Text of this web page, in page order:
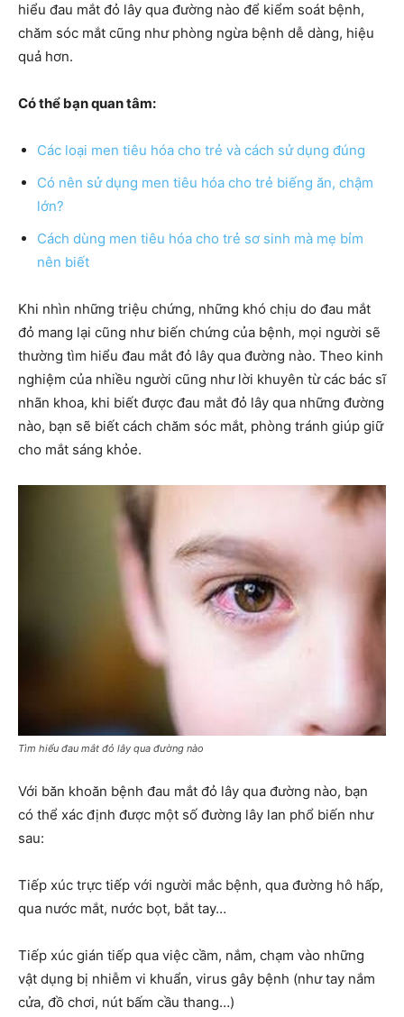
hiểu đau mắt đỏ lây qua đường nào để kiểm soát bệnh,
chăm sóc mắt cũng như phòng ngừa bệnh dễ dàng, hiệu
quả hơn.
Có thể bạn quan tâm:
Các loại men tiêu hóa cho trẻ và cách sử dụng đúng
Có nên sử dụng men tiêu hóa cho trẻ biếng ăn, chậm
lớn?
Cách dùng men tiêu hóa cho trẻ sơ sinh mà mẹ bỉm
nên biết
Khi nhìn những triệu chứng, những khó chịu do đau mắt
đỏ mang lại cũng như biến chứng của bệnh, mọi người sẽ
thường tìm hiểu đau mắt đỏ lây qua đường nào. Theo kinh
nghiệm của nhiều người cũng như lời khuyên từ các bác sĩ
nhãn khoa, khi biết được đau mắt đỏ lây qua những đường
nào, bạn sẽ biết cách chăm sóc mắt, phòng tránh giúp giữ
cho mắt sáng khỏe.
Tìm hiểu đau mắt đỏ lây qua đường nào
Với băn khoăn bệnh đau mắt đỏ lây qua đường nào, bạn
có thể xác định được một số đường lây lan phổ biến như
sau:
Tiếp xúc trực tiếp với người mắc bệnh, qua đường hô hấp,
qua nước mắt, nước bọt, bắt tay…
Tiếp xúc gián tiếp qua việc cầm, nắm, chạm vào những
vật dụng bị nhiễm vi khuẩn, virus gây bệnh (như tay nắm
cửa, đồ chơi, nút bấm cầu thang…)